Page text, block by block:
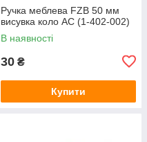
Ручка меблева FZB 50 мм
висувка коло AC (1-402-002)
В наявності
30 ₴
Купити